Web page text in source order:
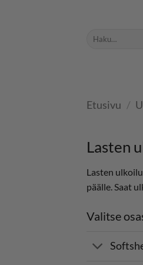
Etsi:
Etusivu /
Lasten
Lasten
päälle. Saat
Valitse